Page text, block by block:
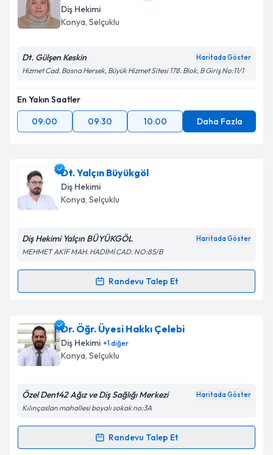
E-posta Adresiniz
Kişisel verilerimin işlenmesine ilişkinAydınlatma
Metni'ni okudum ve kişisel verilerimin belirtilen
kapsamda işlenmesini kabul ediyorum.
Diş Hekimi
Konya, Selçuklu
Dt. Gülşen Keskin Haritada Göster
Hizmet Cad. Bosna Hersek, Büyük Hizmet Sitesi 178. Blok, B Giriş No:11/1
En Yakın Saatler
09:00
09:30 10:00 Daha Fazla
Dt. Yalçın Büyükgöl
Diş Hekimi
Konya, Selçuklu
Diş Hekimi Yalçın BÜYÜKGÖL Haritada Göster
MEHMET AKİF MAH. HADİMİ CAD. NO:85/B
Randevu Talep Et
Randevu Takvimi Talebi
Dt. Yalçın Büyükgöliçin randevu takvimi talebi
oluşturun. Size bu uzmandan randevu almanız için bir
takvim hazırlandığında e-posta ile bilgilendireceğiz.
Kişisel verilerimin işlenmesine ilişkin
Metni'ni okudum ve kişisel verilerimin belirtilen
Dr. Öğr. Üyesi Hakkı Çelebi
Diş Hekimi +1diğer
Konya, Selçuklu
Özel Dent42 Ağız ve Diş Sağlığı Merkezi Haritada Göster
Kılınçaslan mahallesi boyalı sokak no:3A
Randevu Talep Et
Randevu Takvimi Talebi